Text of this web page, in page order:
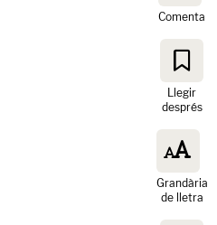
Comenta
Llegir
després
Grandària
de lletra